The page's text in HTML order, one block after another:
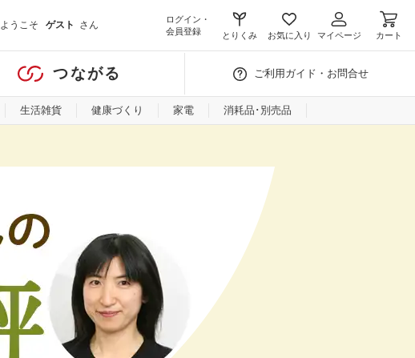
ようこそ ゲスト さん
ログイン・
会員登録
とりくみ お気に入り マイページ カート
つながる ご利用ガイド・お問合せ
生活雑貨 健康づくり 家電 消耗品･別売品